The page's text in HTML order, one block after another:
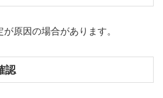
原因の場合があります。
認